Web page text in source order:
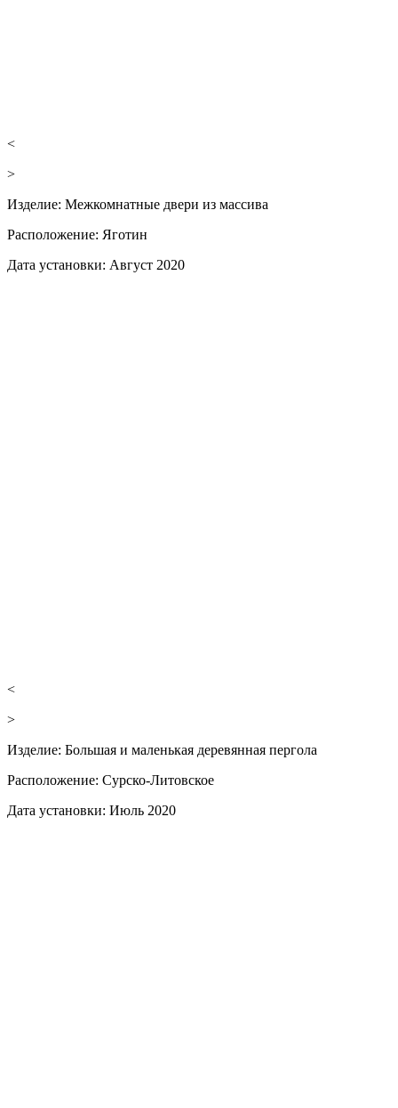
<
>
Изделие: Межкомнатные двери из массива
Расположение: Яготин
Дата установки: Август 2020
<
>
Изделие: Большая и маленькая деревянная пергола
Расположение: Сурско-Литовское
Дата установки: Июль 2020